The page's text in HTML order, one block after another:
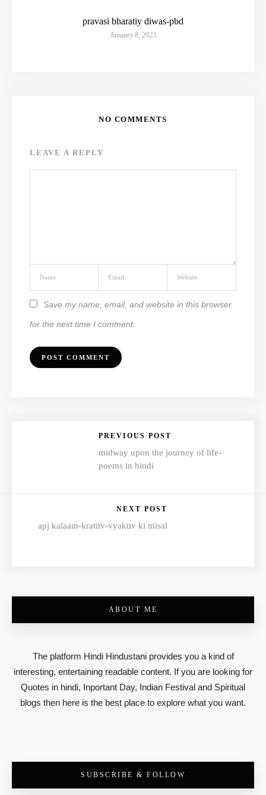
pravasi bharatiy diwas-pbd
January 8, 2023
NO COMMENTS
LEAVE A REPLY
Save my name, email, and website in this browser
for the next time I comment.
PREVIOUS POST
midway upon the journey of life-
poems in hindi
NEXT POST
apj kalaam-kratitv-vyaktiv ki misal
ABOUT ME
The platform Hindi Hindustani provides you a kind of
interesting, entertaining readable content. If you are looking for
Quotes in hindi, Inportant Day, Indian Festival and Spiritual
blogs then here is the best place to explore what you want.
SUBSCRIBE & FOLLOW